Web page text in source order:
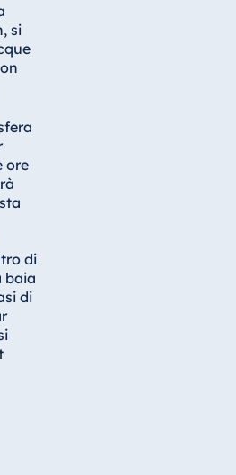
si
ore
di
baia
di